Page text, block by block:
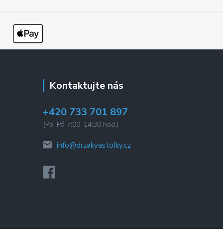
Kontaktujte nás
+420 733 701 897
(Po–Pá 7:00–14:30 hod.)
info@drzakyastolky.cz